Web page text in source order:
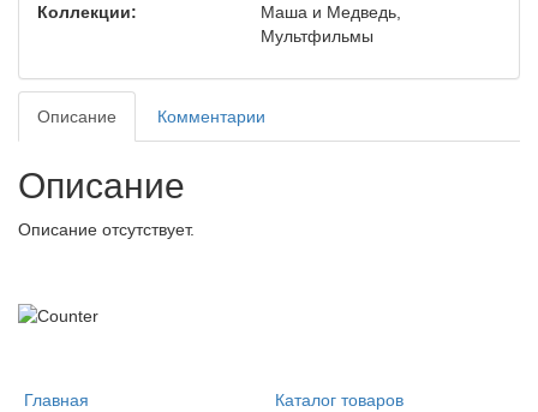
Коллекции:
Маша и Медведь,
Мультфильмы
Описание Комментарии
Описание
Описание отсутствует.
Главная Каталог товаров